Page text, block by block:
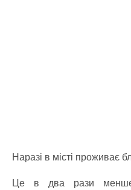
Наразі в місті проживає
Це в два рази